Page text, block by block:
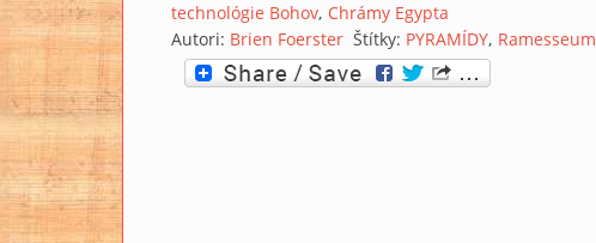
technológie Bohov Chrámy Egypta
Autori: Brien Foerster Štítky: PYRAMÍDY Ramesseum